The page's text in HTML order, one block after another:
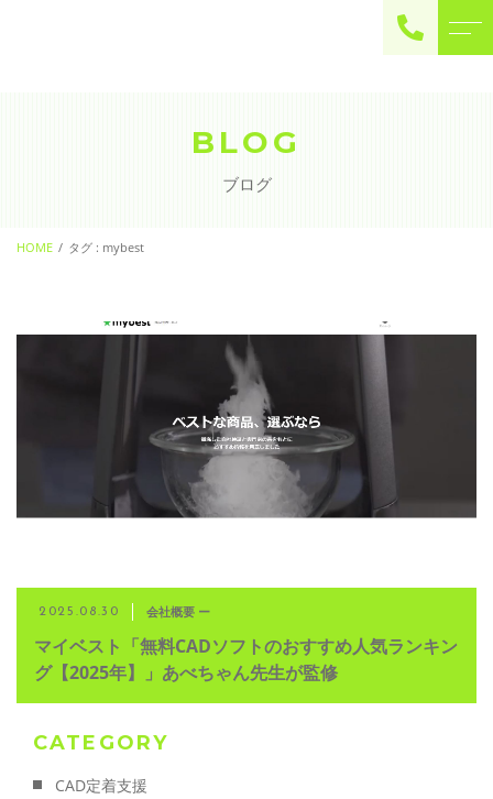
BLOG
ブログ
HOME タグ : mybest
2025.08.30 会社概要 ー
マイベスト「無料CADソフトのおすすめ人気ランキン
グ【2025年】」あべちゃん先生が監修
CATEGORY
CAD定着支援